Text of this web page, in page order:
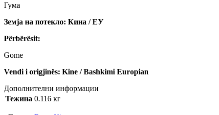
Гума
Земја на потекло: Кина / ЕУ
Përbërësit:
Gome
Vendi i origjinës: Kine / Bashkimi Europian
Дополнителни информации
Тежина 0.116 кг